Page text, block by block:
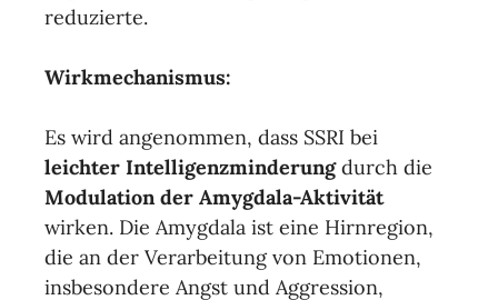
reduzierte.
Wirkmechanismus:
Es wird angenommen, dass SSRI bei
leichter Intelligenzminderungdurch die
Modulation der Amygdala-Aktivität
wirken. Die Amygdala ist eine Hirnregion,
die an der Verarbeitung von Emotionen,
insbesondere Angst und Aggression,